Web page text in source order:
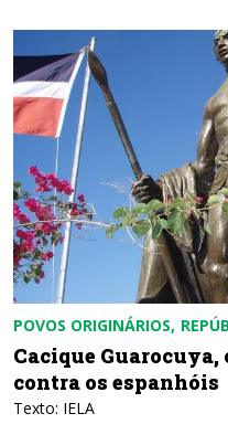
POVOS ORIGINÁRIOS
Cacique
contra os espanhóis
Texto: IELA